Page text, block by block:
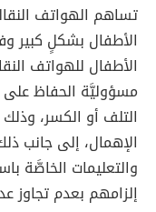
تساهم الهواتف
الأطفال بشكلٍ كبير
الأطفال للهواتف
مسؤوليَّة الحفاظ على
التلف أو الكسر،
الإهمال، إلى جانب
والتعليمات الخاصَّة
إلزامهم بعدم تجاوز